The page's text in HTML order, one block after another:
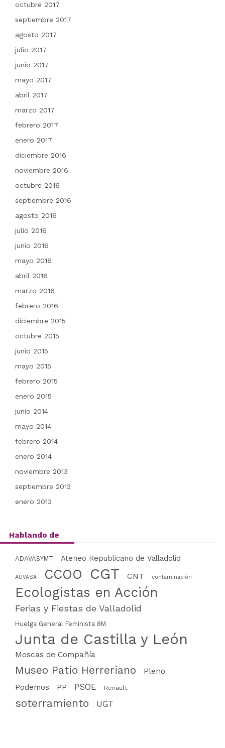
octubre 2017
septiembre 2017
agosto 2017
julio 2017
junio 2017
mayo 2017
abril 2017
marzo 2017
febrero 2017
enero 2017
diciembre 2016
noviembre 2016
octubre 2016
septiembre 2016
agosto 2016
julio 2016
junio 2016
mayo 2016
abril 2016
marzo 2016
febrero 2016
diciembre 2015
octubre 2015
junio 2015
mayo 2015
febrero 2015
enero 2015
junio 2014
mayo 2014
febrero 2014
enero 2014
noviembre 2013
septiembre 2013
enero 2013
Hablando de
ADAVASYMT Ateneo Republicano de Valladolid
AUVASA CCOO CGT CNT contaminación
Ecologistas en Acción
Ferias y Fiestas de Valladolid
Huelga General Feminista 8M
Junta de Castilla y León
Moscas de Compañía
Museo Patio Herreriano
Pleno
Podemos
PP PSOE Renault
soterramiento UGT